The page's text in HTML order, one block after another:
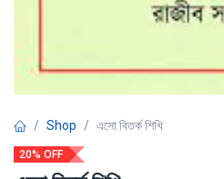
Shop এসো বিতর্ক শিখি
20% OFF